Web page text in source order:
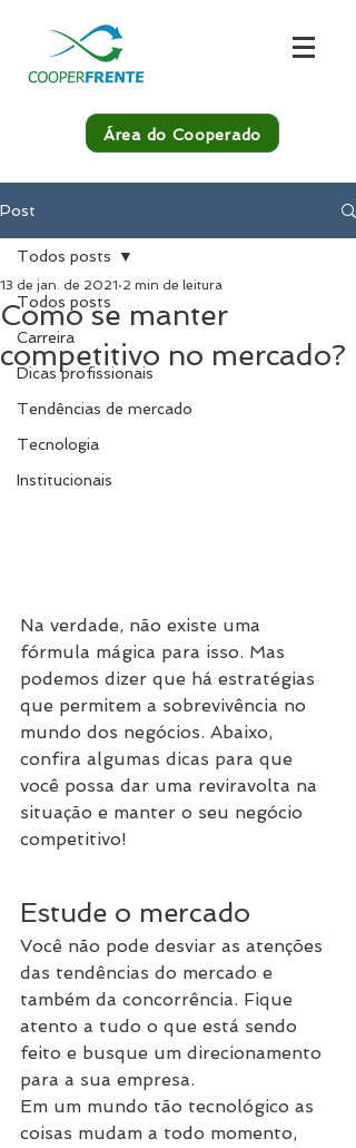
Área do Cooperado
Post
Todos posts
Carreira
Dicas profissionais
Tendências de mercado
Tecnologia
Institucionais
Todos posts
Como se manter
competitivo no mercado?
13 de jan. de 2021 2 min de leitura
Na verdade, não existe uma
fórmula mágica para isso. Mas
podemos dizer que há estratégias
que permitem a sobrevivência no
mundo dos negócios. Abaixo,
confira algumas dicas para que
você possa dar uma reviravolta na
situação e manter o seu negócio
competitivo!
Estude o mercado
Você não pode desviar as atenções
das tendências do mercado e
também da concorrência. Fique
atento a tudo o que está sendo
feito e busque um direcionamento
para a sua empresa.
Em um mundo tão tecnológico as
coisas mudam a todo momento,